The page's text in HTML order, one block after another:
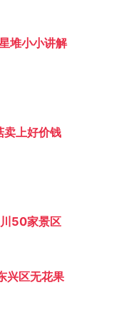
堆小小讲解
卖上好价钱
50家景区
兴区无花果